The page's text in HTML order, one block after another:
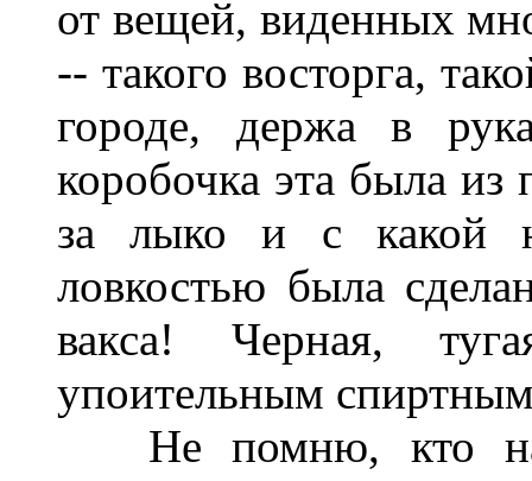
от вещей, виденных
-- такого восторга,
городе, держа в
коробочка эта была
за лыко и с какой
ловкостью была
вакса! Черная,
упоительным
Не помню, кто